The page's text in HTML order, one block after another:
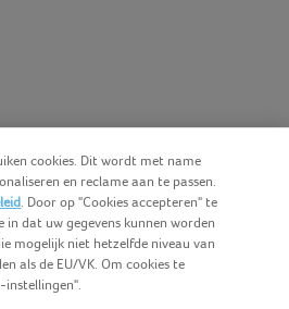
cookies. Dit wordt met name
en reclame aan te passen.
. Door op "Cookies accepteren" te
in dat uw gegevens kunnen worden
mogelijk niet hetzelfde niveau van
als de EU/VK. Om cookies te
instellingen".